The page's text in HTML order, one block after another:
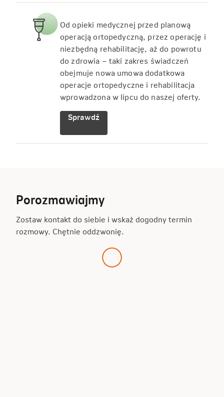
Od opieki medycznej przed planową
operacją ortopedyczną, przez operację i
niezbędną rehabilitację, aż do powrotu
do zdrowia – taki zakres świadczeń
obejmuje nowa umowa dodatkowa
operacje ortopedyczne i rehabilitacja
wprowadzona w lipcu do naszej oferty.
Sprawdź
Porozmawiajmy
Zostaw kontakt do siebie i wskaż dogodny termin
rozmowy. Chętnie oddzwonię.